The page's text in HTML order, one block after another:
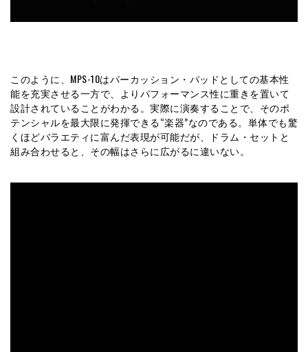
このように、MPS-10はパーカッション・パッドとしての基本性
能を充実させる一方で、よりパフォーマンス性に重きを置いて
設計されていることがわかる。実際に演奏することで、そのポ
テンシャルを最大限に発揮できる“楽器”なのである。単体でも驚
くほどバラエティに富んだ表現が可能だが、ドラム・セットと
組み合わせると、その幅はさらに広がるに違いない。